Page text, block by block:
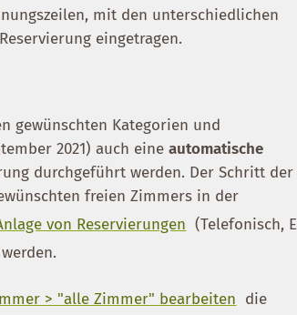
mit den unterschiedlichen
eingetragen.
gewünschten Kategorien und
2021) auch eineautomatische
durchgeführt werden. Der Schritt der
freien Zimmers in der
von Reservierungen (Telefonisch,
> "alle Zimmer" bearbeiten die